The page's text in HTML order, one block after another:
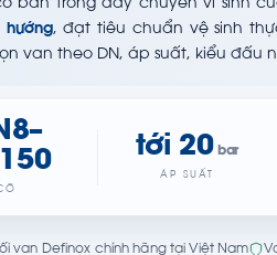
bản trong dây chuyền vi sinh
hướng, đạt tiêu chuẩn vệ sinh
van theo DN, áp suất, kiểu đấu
tới 20 bar
ÁP SUẤT
van Definox chính hãng tại Việt Nam